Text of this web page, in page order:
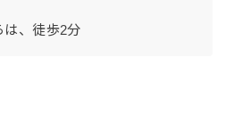
は、徒歩2分